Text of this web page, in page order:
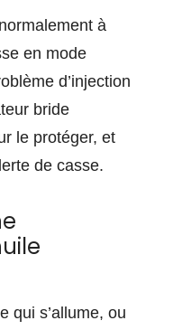
à
en mode
d’injection
bride
le protéger, et
de casse.
qui s’allume, ou